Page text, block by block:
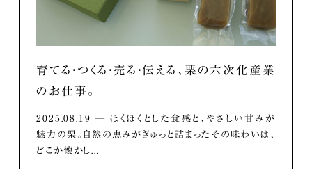
育てる・つくる・売る・伝える、栗の六次化産業
のお仕事。
2025.08.19 ― ほくほくとした食感と、やさしい甘みが
魅力の栗。自然の恵みがぎゅっと詰まったその味わいは、
どこか懐かし...